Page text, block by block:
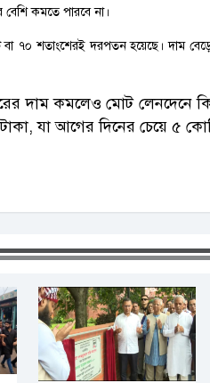
বেশি কমতে পারবে না।
বা ৭০ শতাংশেরই দরপতন হয়েছে। দাম
দাম কমলেও মোট লেনদেনে
যা আগের দিনের চেয়ে ৫